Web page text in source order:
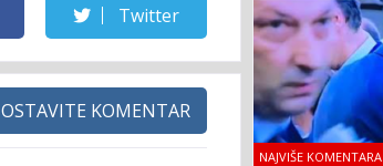
Twitter
OSTAVITE KOMENTAR
NAJVIŠE KOMENTARA